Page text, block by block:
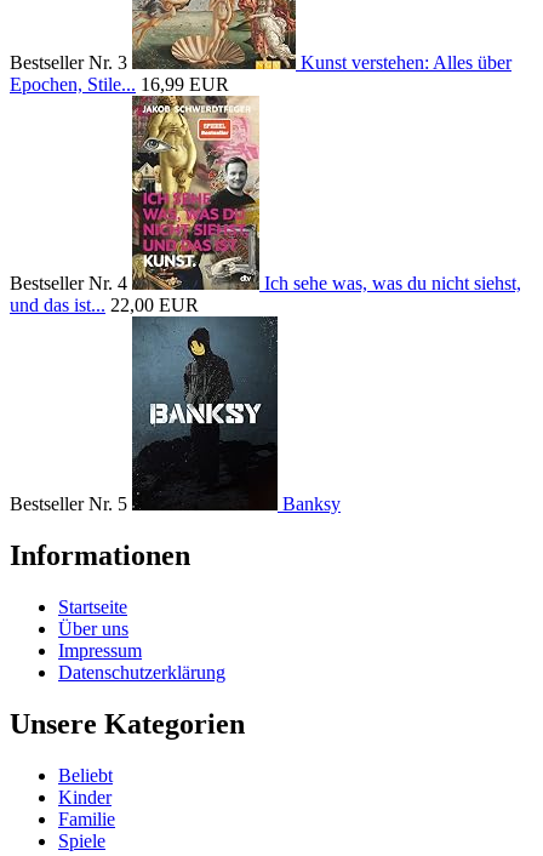
Bestseller Nr. 3
Kunst verstehen: Alles über
Epochen, Stile... 16,99 EUR
Bestseller Nr. 4
Ich sehe was, was du nicht siehst,
und das ist... 22,00 EUR
Bestseller Nr. 5 Banksy
Informationen
Startseite
Über uns
Impressum
Datenschutzerklärung
Unsere Kategorien
Beliebt
Kinder
Familie
Spiele